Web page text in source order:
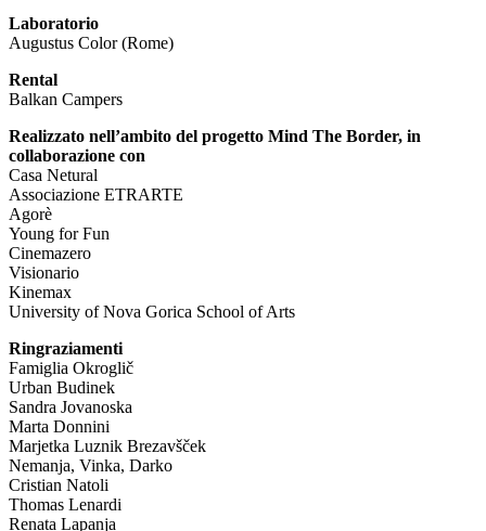
Laboratorio
Augustus Color (Rome)
Rental
Balkan Campers
Realizzato nell’ambito del progetto Mind The Border, in
collaborazione con
Casa Netural
Associazione ETRARTE
Agorè
Young for Fun
Cinemazero
Visionario
Kinemax
University of Nova Gorica School of Arts
Ringraziamenti
Famiglia Okroglič
Urban Budinek
Sandra Jovanoska
Marta Donnini
Marjetka Luznik Brezavšček
Nemanja, Vinka, Darko
Cristian Natoli
Thomas Lenardi
Renata Lapanja